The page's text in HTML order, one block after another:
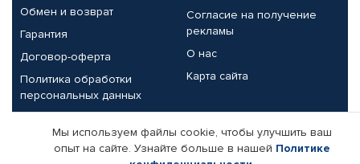
Обмен и возврат
Гарантия
Договор-оферта
Политика обработки
персональных данных
Согласие на получение
рекламы
О нас
Карта сайта
Партнерам
Корпоративным клиентам Реквизиты компании
Мы используем файлы cookie, чтобы улучшить ваш
опыт на сайте. Узнайте больше в нашей Политике